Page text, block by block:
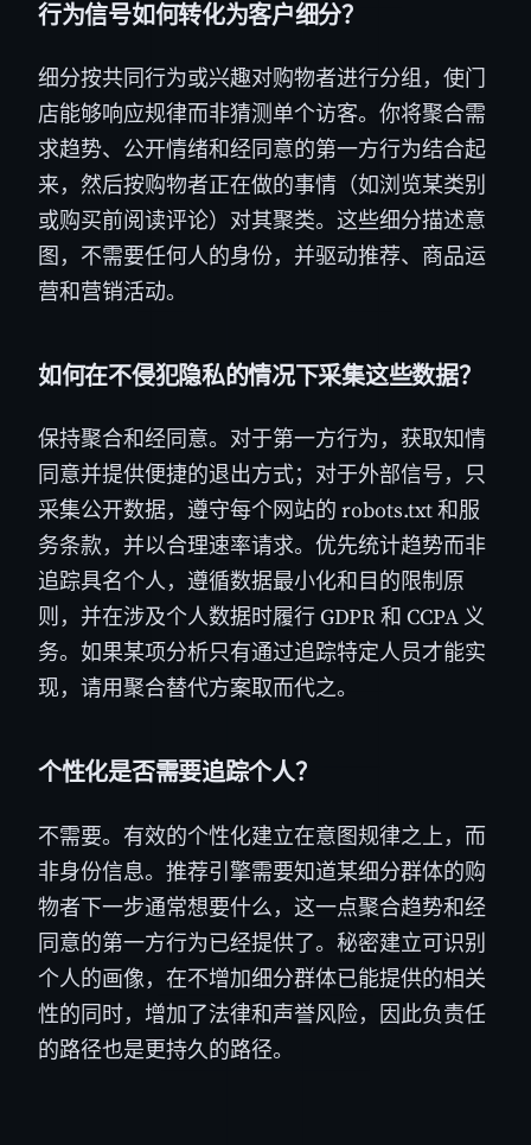
行为信号如何转化为客户细分？
细分按共同行为或兴趣对购物者进行分组，使门
店能够响应规律而非猜测单个访客。你将聚合需
求趋势、公开情绪和经同意的第一方行为结合起
来，然后按购物者正在做的事情（如浏览某类别
或购买前阅读评论）对其聚类。这些细分描述意
图，不需要任何人的身份，并驱动推荐、商品运
营和营销活动。
如何在不侵犯隐私的情况下采集这些数据？
保持聚合和经同意。对于第一方行为，获取知情
同意并提供便捷的退出方式；对于外部信号，只
采集公开数据，遵守每个网站的 robots.txt 和服
务条款，并以合理速率请求。优先统计趋势而非
追踪具名个人，遵循数据最小化和目的限制原
则，并在涉及个人数据时履行 GDPR 和 CCPA 义
务。如果某项分析只有通过追踪特定人员才能实
现，请用聚合替代方案取而代之。
个性化是否需要追踪个人？
不需要。有效的个性化建立在意图规律之上，而
非身份信息。推荐引擎需要知道某细分群体的购
物者下一步通常想要什么，这一点聚合趋势和经
同意的第一方行为已经提供了。秘密建立可识别
个人的画像，在不增加细分群体已能提供的相关
性的同时，增加了法律和声誉风险，因此负责任
的路径也是更持久的路径。